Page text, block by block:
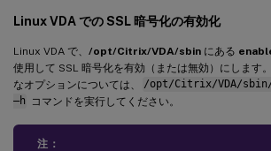
Linux VDA での SSL 暗号化の有効化
Linux VDA で、 /opt/Citrix/VDA/sbin にある
使用して SSL 暗号化を有効（または無効）にします
なオプションについては、
/opt/Citrix/VDA/sbin/
–h
コマンドを実行してください。
注：